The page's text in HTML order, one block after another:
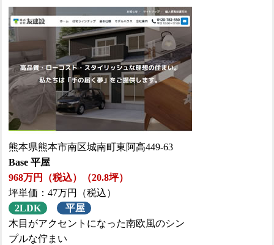
熊本県熊本市南区城南町東阿高449-63
Base 平屋
968万円（税込）（20.8坪）
坪単価：47万円（税込）
2LDK
平屋
木目がアクセントになった南欧風のシン
プルな佇まい